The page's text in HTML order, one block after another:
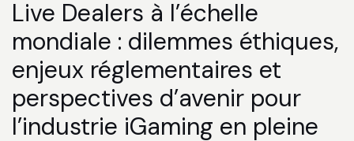
Live Dealers à l’échelle
mondiale : dilemmes éthiques,
enjeux réglementaires et
perspectives d’avenir pour
l’industrie iGaming en pleine